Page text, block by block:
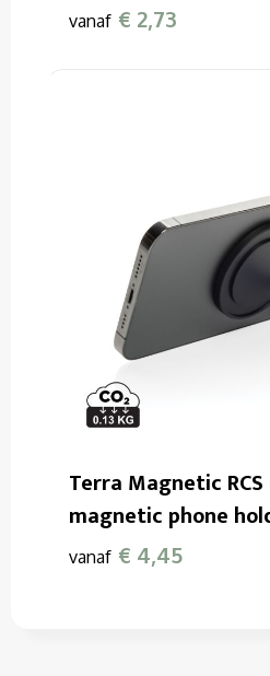
vanaf € 2,73
Terra Magnetic
magnetic phone
vanaf € 4,45